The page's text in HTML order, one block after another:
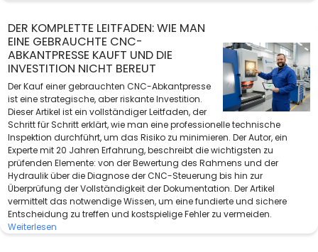
DER KOMPLETTE LEITFADEN: WIE MAN
EINE GEBRAUCHTE CNC-
ABKANTPRESSE KAUFT UND DIE
INVESTITION NICHT BEREUT
Der Kauf einer gebrauchten CNC-Abkantpresse
ist eine strategische, aber riskante Investition.
Dieser Artikel ist ein vollständiger Leitfaden, der
Schritt für Schritt erklärt, wie man eine professionelle technische
Inspektion durchführt, um das Risiko zu minimieren. Der Autor, ein
Experte mit 20 Jahren Erfahrung, beschreibt die wichtigsten zu
prüfenden Elemente: von der Bewertung des Rahmens und der
Hydraulik über die Diagnose der CNC-Steuerung bis hin zur
Überprüfung der Vollständigkeit der Dokumentation. Der Artikel
vermittelt das notwendige Wissen, um eine fundierte und sichere
Entscheidung zu treffen und kostspielige Fehler zu vermeiden.
Weiterlesen